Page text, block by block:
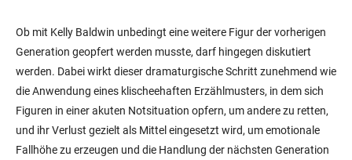
Ob mit Kelly Baldwin unbedingt eine weitere Figur der vorherigen
Generation geopfert werden musste, darf hingegen diskutiert
werden. Dabei wirkt dieser dramaturgische Schritt zunehmend wie
die Anwendung eines klischeehaften Erzählmusters, in dem sich
Figuren in einer akuten Notsituation opfern, um andere zu retten,
und ihr Verlust gezielt als Mittel eingesetzt wird, um emotionale
Fallhöhe zu erzeugen und die Handlung der nächsten Generation